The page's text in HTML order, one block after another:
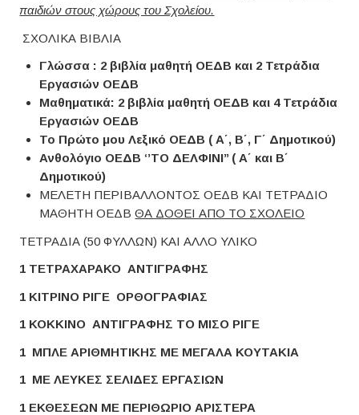
παιδιών στους χώρους του Σχολείου.
ΣΧΟΛΙΚΑ ΒΙΒΛΙΑ
Γλώσσα : 2 βιβλία μαθητή ΟΕΔΒ και 2 Τετράδια
Εργασιών ΟΕΔΒ
Μαθηματικά: 2 βιβλία μαθητή ΟΕΔΒ και 4 Τετράδια
Εργασιών ΟΕΔΒ
Το Πρώτο μου Λεξικό ΟΕΔΒ ( Α΄, Β΄, Γ΄ Δημοτικού)
Ανθολόγιο ΟΕΔΒ ‘’ΤΟ ΔΕΛΦΙΝΙ’’ ( Α΄ και Β΄
Δημοτικού)
ΜΕΛΕΤΗ ΠΕΡΙΒΑΛΛΟΝΤΟΣ ΟΕΔΒ ΚΑΙ ΤΕΤΡΑΔΙΟ
ΜΑΘΗΤΗ ΟΕΔΒΘΑ ΔΟΘΕΙ ΑΠΟ ΤΟ ΣΧΟΛΕΙΟ
ΤΕΤΡΑΔΙΑ (50 ΦΥΛΛΩΝ) ΚΑΙ ΑΛΛΟ ΥΛΙΚΟ
1 ΤΕΤΡΑΧΑΡΑΚΟ ΑΝΤΙΓΡΑΦΗΣ
1 ΚΙΤΡΙΝΟ ΡΙΓΕ ΟΡΘΟΓΡΑΦΙΑΣ
1 ΚΟΚΚΙΝΟ ΑΝΤΙΓΡΑΦΗΣ ΤΟ ΜΙΣΟ ΡΙΓΕ
1 ΜΠΛΕ ΑΡΙΘΜΗΤΙΚΗΣ ΜΕ ΜΕΓΑΛΑ ΚΟΥΤΑΚΙΑ
1 ΜΕ ΛΕΥΚΕΣ ΣΕΛΙΔΕΣ ΕΡΓΑΣΙΩΝ
1 ΕΚΘΕΣΕΩΝ ΜΕ ΠΕΡΙΘΩΡΙΟ ΑΡΙΣΤΕΡΑ